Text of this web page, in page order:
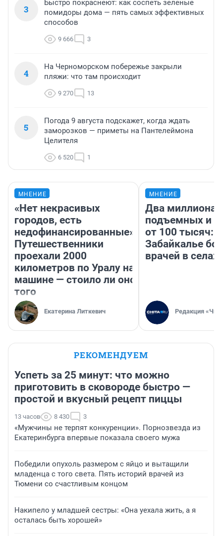
3
Быстро покраснеют: как соспеть зеленые
помидоры дома — пять самых эффективных
способов
9 666 3
4
На Черноморском побережье закрыли
пляжи: что там происходит
9 270 13
5
Погода 9 августа подскажет, когда ждать
заморозков — приметы на Пантелеймона
Целителя
6 520 1
МНЕНИЕ
«Нет некрасивых
городов, есть
недофинансированные».
Путешественники
проехали 2000
километров по Уралу на
машине — стоило ли оно
того
Екатерина Литкевич
МНЕНИЕ
Два миллиона
подъемных и
от 100 тысяч:
Забайкалье
врачей в селах
Редакция
РЕКОМЕНДУЕМ
Успеть за 25 минут: что можно
приготовить в сковороде быстро —
простой и вкусный рецепт пиццы
13 часов 8 430 3
«Мужчины не терпят конкуренции». Порнозвезда из
Екатеринбурга впервые показала своего мужа
Победили опухоль размером с яйцо и вытащили
младенца с того света. Пять историй врачей из
Тюмени со счастливым концом
Накипело у младшей сестры: «Она уехала жить, а я
осталась быть хорошей»